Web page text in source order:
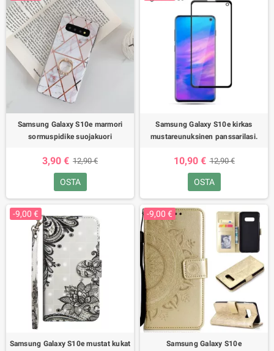
Samsung Galaxy S10e marmori
sormuspidike suojakuori
3,90 € 12,90 €
OSTA
Samsung Galaxy S10e kirkas
mustareunuksinen panssarilasi.
10,90 € 12,90 €
OSTA
-9,00 €
Samsung Galaxy S10e mustat kukat
-9,00 €
Samsung Galaxy S10e